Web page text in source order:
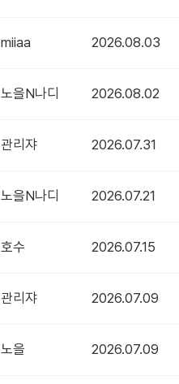
miiaa 2026.08.03
노을N나디 2026.08.02
관리쟈 2026.07.31
노을N나디 2026.07.21
호수 2026.07.15
관리쟈 2026.07.09
노을 2026.07.09